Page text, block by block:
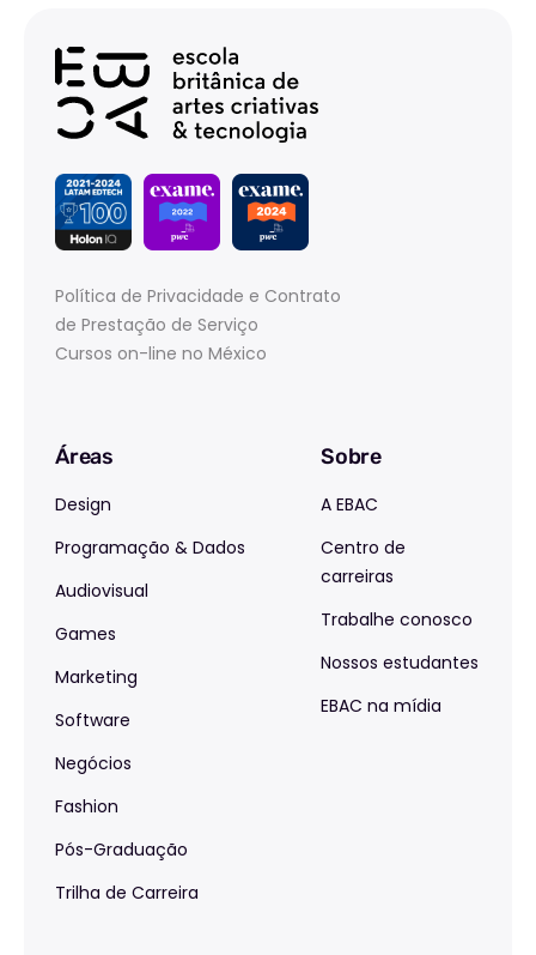
Política de Privacidade e Contrato
de Prestação de Serviço
Cursos on-line no México
Áreas
Design
Programação & Dados
Audiovisual
Games
Marketing
Software
Negócios
Fashion
Pós-Graduação
Trilha de Carreira
Sobre
A EBAC
Centro de
carreiras
Trabalhe conosco
Nossos estudantes
EBAC na mídia